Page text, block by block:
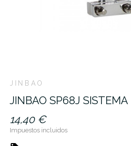
JINBAO
JINBAO SP68J SISTEMA
14,40 €
Impuestos incluidos